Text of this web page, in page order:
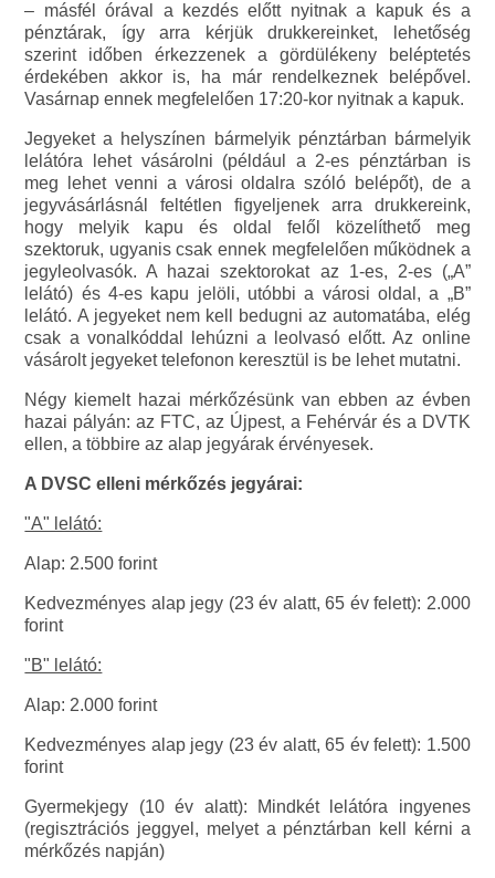
– másfél órával a kezdés előtt nyitnak a kapuk és a
pénztárak, így arra kérjük drukkereinket, lehetőség
szerint időben érkezzenek a gördülékeny beléptetés
érdekében akkor is, ha már rendelkeznek belépővel.
Vasárnap ennek megfelelően 17:20-kor nyitnak a kapuk.
Jegyeket a helyszínen bármelyik pénztárban bármelyik
lelátóra lehet vásárolni (például a 2-es pénztárban is
meg lehet venni a városi oldalra szóló belépőt), de a
jegyvásárlásnál feltétlen figyeljenek arra drukkereink,
hogy melyik kapu és oldal felől közelíthető meg
szektoruk, ugyanis csak ennek megfelelően működnek a
jegyleolvasók. A hazai szektorokat az 1-es, 2-es („A”
lelátó) és 4-es kapu jelöli, utóbbi a városi oldal, a „B”
lelátó. A jegyeket nem kell bedugni az automatába, elég
csak a vonalkóddal lehúzni a leolvasó előtt. Az online
vásárolt jegyeket telefonon keresztül is be lehet mutatni.
Négy kiemelt hazai mérkőzésünk van ebben az évben
hazai pályán: az FTC, az Újpest, a Fehérvár és a DVTK
ellen, a többire az alap jegyárak érvényesek.
A DVSC elleni mérkőzés jegyárai:
"A" lelátó:
Alap: 2.500 forint
Kedvezményes alap jegy (23 év alatt, 65 év felett): 2.000
forint
"B" lelátó:
Alap: 2.000 forint
Kedvezményes alap jegy (23 év alatt, 65 év felett): 1.500
forint
Gyermekjegy (10 év alatt): Mindkét lelátóra ingyenes
(regisztrációs jeggyel, melyet a pénztárban kell kérni a
mérkőzés napján)